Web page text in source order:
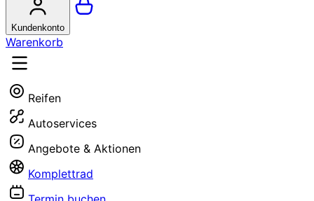
Kundenkonto
Warenkorb
Reifen
Autoservices
Angebote & Aktionen
Komplettrad